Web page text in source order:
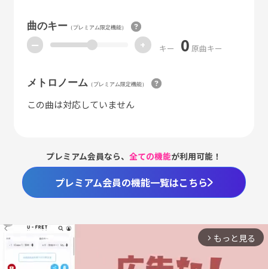
曲のキー（プレミアム限定機能）
ー + キー 0 原曲キー
メトロノーム （プレミアム限定機能）
この曲は対応していません
プレミアム会員なら、全ての機能が利用可能！
プレミアム会員の機能一覧はこちら
arrow_forward_ios もっと見る